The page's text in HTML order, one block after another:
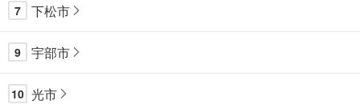
7 下松市
9 宇部市
10 光市